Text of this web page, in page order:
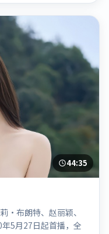
44:35
·布朗特、赵丽颖、
5月27日起首播，全